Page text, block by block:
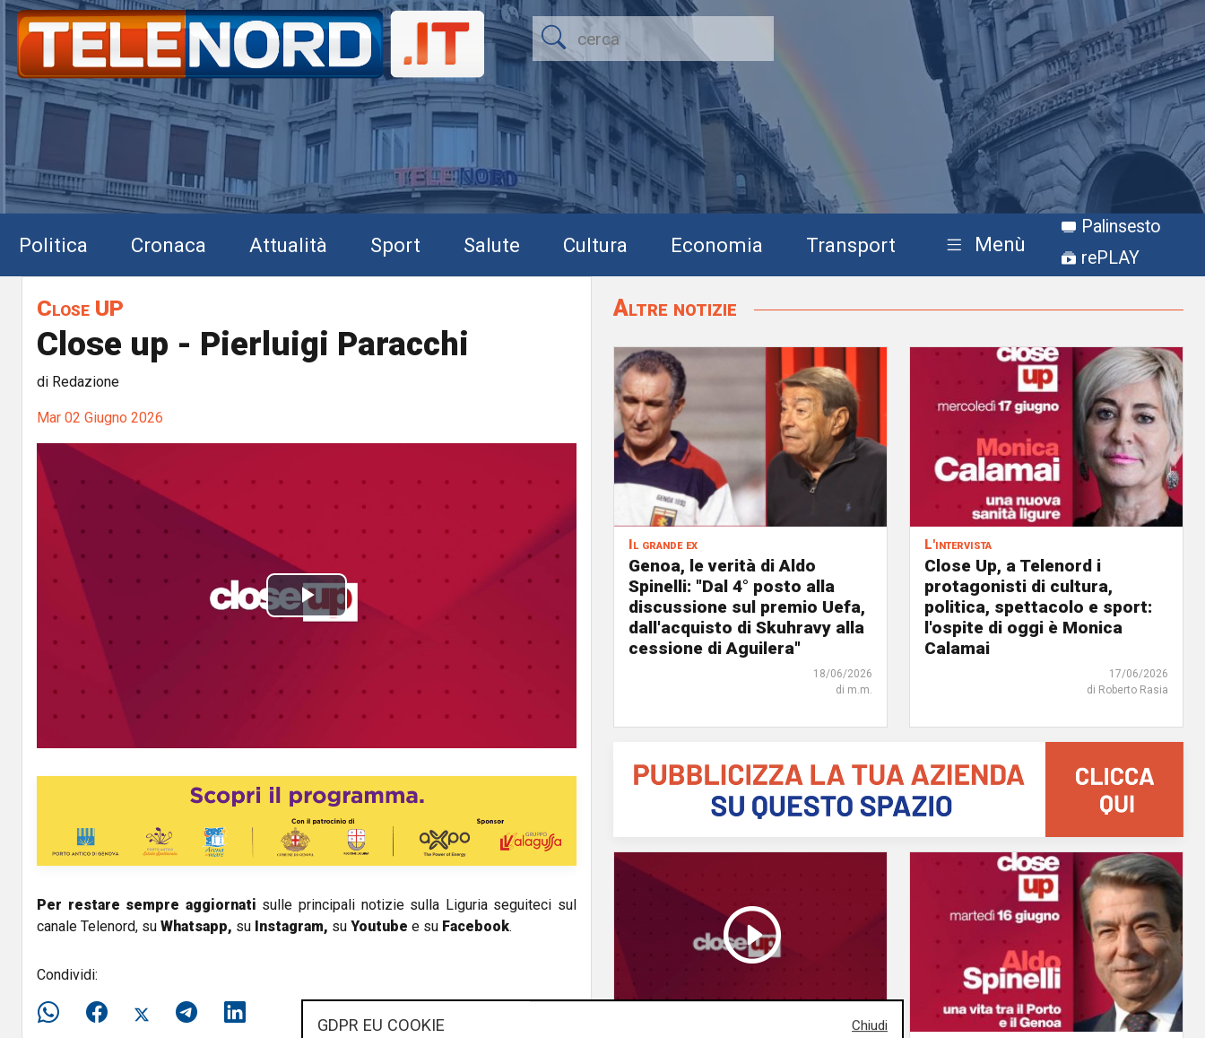
Politica Cronaca Attualità Sport Salute Cultura Economia Transport Menù
Palinsesto
rePLAY
Close UP
Close up - Pierluigi Paracchi
di Redazione
Mar 02 Giugno 2026
P
a
V
i
d
e
o
Per restare sempre aggiornati sulle principali notizie sulla Liguria seguiteci sul
canale Telenord, su Whatsapp, su Instagram, su Youtube e su Facebook.
Condividi:
Altre notizie
Il grande ex
Genoa, le verità di Aldo
Spinelli: "Dal 4° posto alla
discussione sul premio Uefa,
dall'acquisto di Skuhravy alla
cessione di Aguilera"
18/06/2026
di m.m.
L'intervista
Close Up, a Telenord i
protagonisti di cultura,
politica, spettacolo e sport:
l'ospite di oggi è Monica
Calamai
17/06/2026
di Roberto Rasia
Chiudi
GDPR EU COOKIE